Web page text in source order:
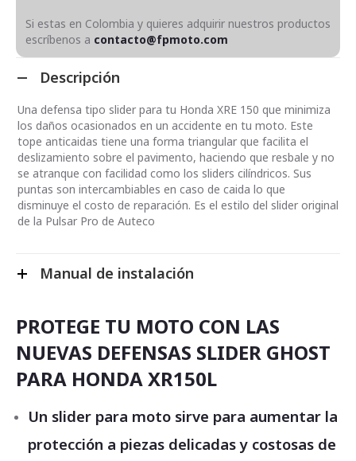
Si estas en Colombia y quieres adquirir nuestros productos
escríbenos a contacto@fpmoto.com
Descripción
Una defensa tipo slider para tu Honda XRE 150 que minimiza
los daños ocasionados en un accidente en tu moto. Este
tope anticaidas tiene una forma triangular que facilita el
deslizamiento sobre el pavimento, haciendo que resbale y no
se atranque con facilidad como los sliders cilíndricos. Sus
puntas son intercambiables en caso de caida lo que
disminuye el costo de reparación. Es el estilo del slider original
de la Pulsar Pro de Auteco
Manual de instalación
PROTEGE TU MOTO CON LAS
NUEVAS DEFENSAS SLIDER GHOST
PARA HONDA XR150L
Un slider para moto sirve para aumentar la
protección a piezas delicadas y costosas de